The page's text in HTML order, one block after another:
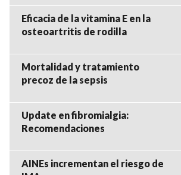
Eficacia de la vitamina E en la
osteoartritis de rodilla
Mortalidad y tratamiento
precoz de la sepsis
Update en fibromialgia:
Recomendaciones
AINEs incrementan el riesgo de